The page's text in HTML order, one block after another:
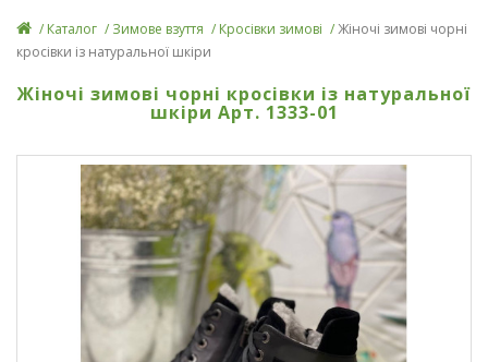
Каталог Зимове взуття Кросівки зимові
Жіночі зимові чорні
кросівки із натуральної шкіри
Жіночі зимові чорні кросівки із натуральної
шкіри Арт. 1333-01